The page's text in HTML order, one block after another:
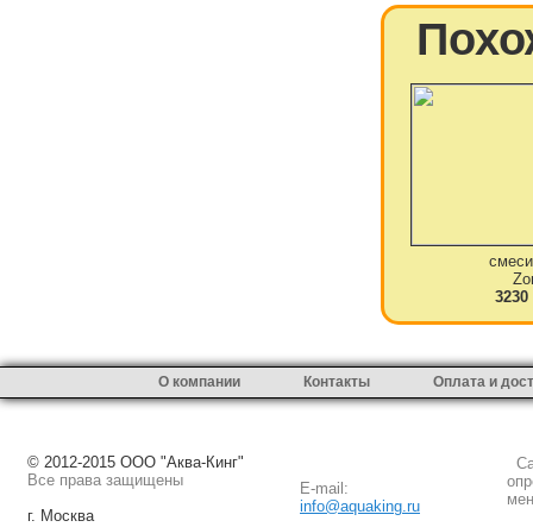
3230
О компании Контакты Оплата и
© 2012-2015 ООО "Аква-Кинг"
Все права защищены
г. Москва
E-mail:
info@aquaking.ru